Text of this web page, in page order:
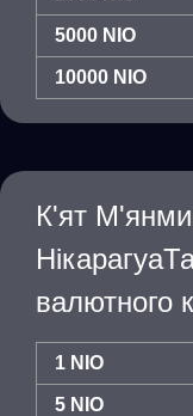
5000 NIO
10000 NIO
К'ят
валютного
1 NIO
5 NIO